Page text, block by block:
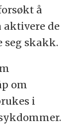
å
aktivere de
seg skakk.
om
i